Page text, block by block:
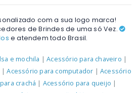
com a sua logo marca!
de Brindes de uma só Vez.
e atendem todo Brasil.
e mochila |Acessório para chaveiro |
|Acessório para computador |Acessório
crachá | Acessório para queijo |